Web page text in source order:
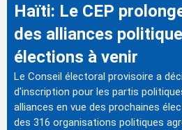
Haïti: Le CEP
des alliances
élections à venir
Le Conseil électoral provisoire a
d'inscription pour les partis
alliances en vue des prochaines
des 316 organisations politiques